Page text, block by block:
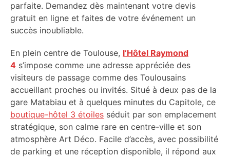
parfaite. Demandez dès maintenant votre devis
gratuit en ligne et faites de votre événement un
succès inoubliable.
En plein centre de Toulouse, l’Hôtel Raymond
4 s’impose comme une adresse appréciée des
visiteurs de passage comme des Toulousains
accueillant proches ou invités. Situé à deux pas de la
gare Matabiau et à quelques minutes du Capitole, ce
boutique-hôtel 3 étoiles séduit par son emplacement
stratégique, son calme rare en centre-ville et son
atmosphère Art Déco. Facile d’accès, avec possibilité
de parking et une réception disponible, il répond aux